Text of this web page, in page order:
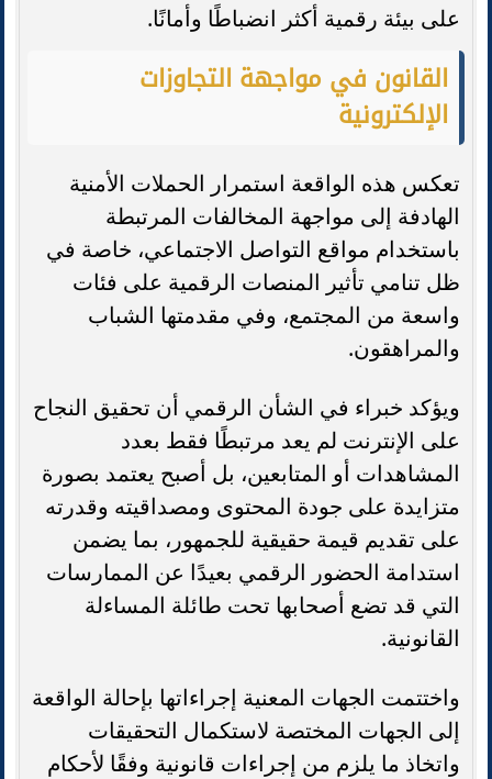
على بيئة رقمية أكثر انضباطًا وأمانًا.
القانون في مواجهة التجاوزات
الإلكترونية
تعكس هذه الواقعة استمرار الحملات الأمنية
الهادفة إلى مواجهة المخالفات المرتبطة
باستخدام مواقع التواصل الاجتماعي، خاصة في
ظل تنامي تأثير المنصات الرقمية على فئات
واسعة من المجتمع، وفي مقدمتها الشباب
والمراهقون.
ويؤكد خبراء في الشأن الرقمي أن تحقيق النجاح
على الإنترنت لم يعد مرتبطًا فقط بعدد
المشاهدات أو المتابعين، بل أصبح يعتمد بصورة
متزايدة على جودة المحتوى ومصداقيته وقدرته
على تقديم قيمة حقيقية للجمهور، بما يضمن
استدامة الحضور الرقمي بعيدًا عن الممارسات
التي قد تضع أصحابها تحت طائلة المساءلة
القانونية.
واختتمت الجهات المعنية إجراءاتها بإحالة الواقعة
إلى الجهات المختصة لاستكمال التحقيقات
واتخاذ ما يلزم من إجراءات قانونية وفقًا لأحكام